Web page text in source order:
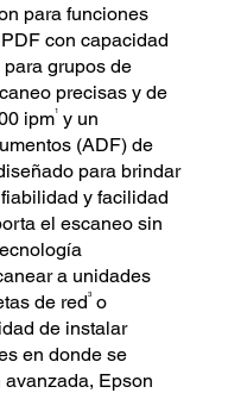
para funciones
con capacidad
grupos de
precisas y de
ipm1 y un
(ADF) de
para brindar
y facilidad
el escaneo sin
a unidades
de red3 o
de instalar
en donde se
Epson